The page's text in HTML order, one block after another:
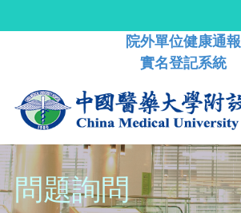
院外單位健康通報
實名登記系統
問題詢問